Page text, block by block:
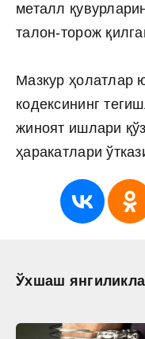
металл
талон-торож
Мазкур ҳолатлар
кодексининг
жиноят ишлари
ҳаракатлари
Ўхшаш